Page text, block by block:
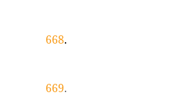
668.
669.